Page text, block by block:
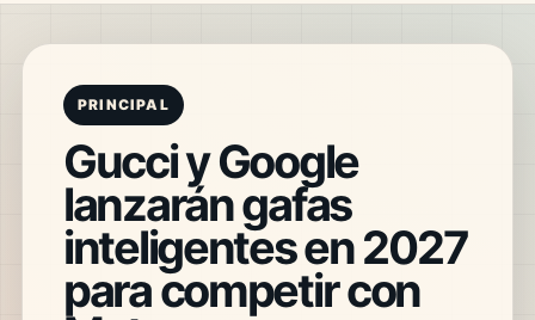
PRINCIPAL
Gucci y Google
lanzarán gafas
inteligentes en 2027
para competir con